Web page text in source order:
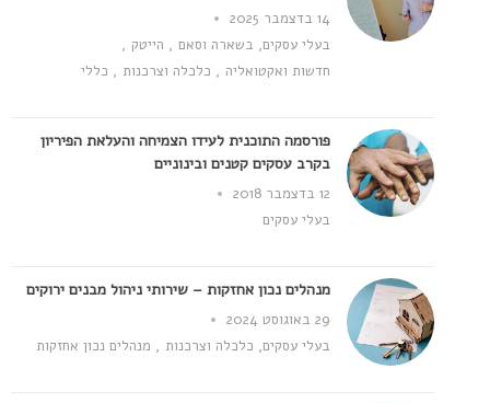
14 בדצמבר 2025
בעלי עסקים, בשארה וסאם , הייטק ,
חדשות ואקטואליה , כלכלה וצרכנות , כללי
פורסמה התוכנית לעידו הצמיחה והעלאת הפיריון
בקרב עסקים קטנים ובינוניים
12 בדצמבר 2018
בעלי עסקים
מנהלים נכון אחזקות – שירותי ניהול מבנים ירוקים
29 באוגוסט 2024
בעלי עסקים, כלכלה וצרכנות , מנהלים נכון אחזקות